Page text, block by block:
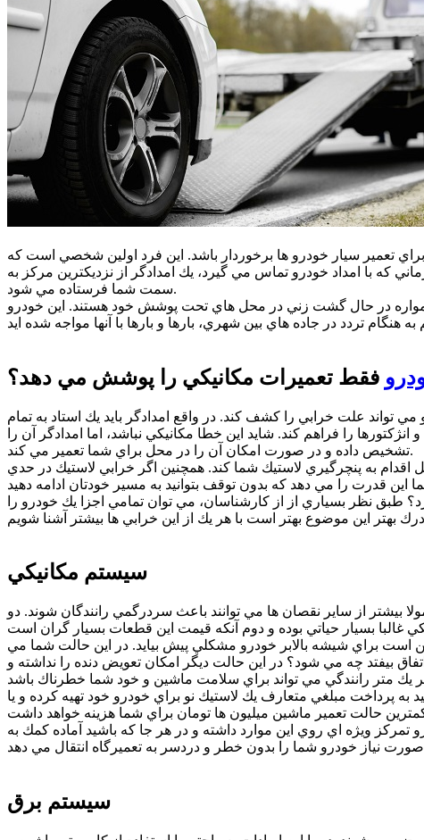
تعمير سيار خودرو ها برخوردار باشد. اين فرد اولين شخصي است كه
كه با امداد خودرو تماس مي گيرد، يك امدادگر از نزديكترين مركز به
سمت شما فرستاده مي شود.
همواره در حال گشت زني در محل هاي تحت پوشش خود هستند. اين خودرو
فقط تعميرات مكانيكي را پوشش مي دهد؟
تواند علت خرابي را كشف كند. در واقع امدادگر بايد يك استاد به تمام
را فراهم كند. شايد اين خطا مكانيكي نباشد، اما امدادگر آن را
تشخيص داده و در صورت امكان آن را در محل براي شما تعمير مي كند.
اقدام به پنچرگيري لاستيك شما كند. همچنين اگر خرابي لاستيك در حدي
نظر بسياري از از كارشناسان، مي توان تمامي اجزا يك خودرو را
سيستم مكانيكي
بيشتر از ساير نقصان ها مي توانند باعث سردرگمي رانندگان شوند. دو
است براي شيشه بالابر خودرو مشكلي پيش بيايد. در اين حالت شما مي
بيفتد چه مي شود؟ در اين حالت ديگر امكان تعويض دنده را نداشته و
پرداخت مبلغي متعارف يك لاستيك نو براي خودرو خود تهيه كرده و يا
ويژه اي روي اين موارد داشته و در هر جا كه باشيد آماده كمك به
سيستم برق